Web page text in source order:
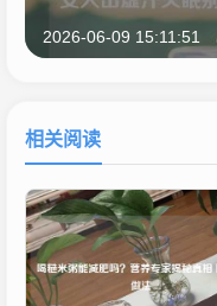
2026-06-09 15:11:51
相关阅读